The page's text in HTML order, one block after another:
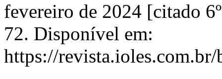
fevereiro de 2024 [citado
72. Disponível em:
https://